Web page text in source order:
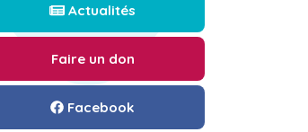
Actualités
Faire un don
Facebook